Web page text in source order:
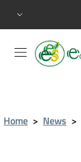
Home > News >